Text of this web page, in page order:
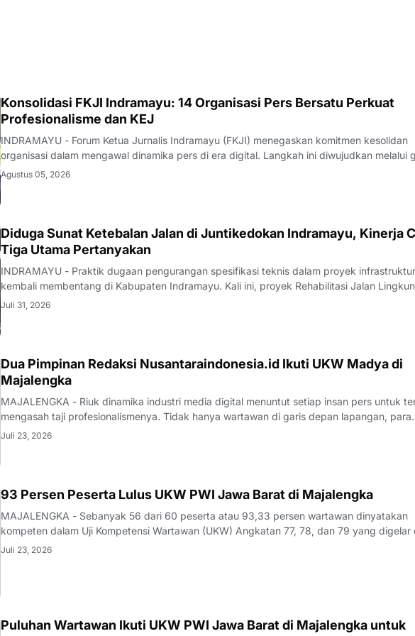
Konsolidasi FKJI Indramayu: 14 Organisasi Pers Bersatu Perkuat
Profesionalisme dan KEJ
INDRAMAYU - Forum Ketua Jurnalis Indramayu (FKJI) menegaskan komitmen kesolidan
organisasi dalam mengawal dinamika pers di era digital. Langkah ini diwujudkan melalui
rapat konsolidasi internal bertempat di Rumah Makan Payoe, Jalan Olahraga, Indramayu,
Agustus 05, 2026
Diduga Sunat Ketebalan Jalan di Juntikedokan Indramayu, Kinerja
Tiga Utama Pertanyakan
INDRAMAYU - Praktik dugaan pengurangan spesifikasi teknis dalam proyek
kembali membentang di Kabupaten Indramayu. Kali ini, proyek Rehabilitasi Jalan
Desa Juntikedokan I, Kecamatan Juntinyuat, berada di bawah sorotan tajam lantaran
Juli 31, 2026
Dua Pimpinan Redaksi Nusantaraindonesia.id Ikuti UKW Madya di
Majalengka
MAJALENGKA - Riuk dinamika industri media digital menuntut setiap insan pers untuk
mengasah taji profesionalismenya. Tidak hanya wartawan di garis depan lapangan, para
nakhoda redaksi pun merasa perlu kembali bercermin dan menguji kapasitas diri demi
Juli 23, 2026
93 Persen Peserta Lulus UKW PWI Jawa Barat di Majalengka
MAJALENGKA - Sebanyak 56 dari 60 peserta atau 93,33 persen wartawan dinyatakan
kompeten dalam Uji Kompetensi Wartawan (UKW) Angkatan 77, 78, dan 79 yang digelar
Majalengka pada 22–23 Juli 2026.Penguji UKW, Rita, menyampaikan hasil evaluasi akhir
Juli 23, 2026
Puluhan Wartawan Ikuti UKW PWI Jawa Barat di Majalengka untuk